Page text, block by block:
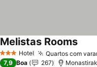
3 EstrelasHotel Quartos com
Melistas RoomsVer
7,9 Boa 267